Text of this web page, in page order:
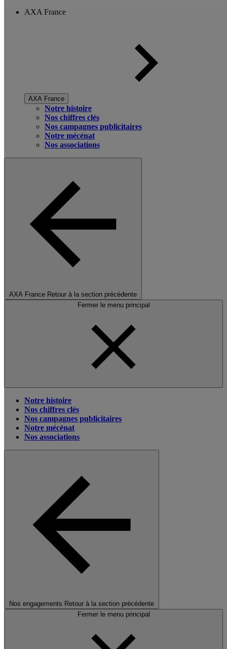
AXA France
AXA France
Notre histoire
Nos chiffres clés
Nos campagnes publicitaires
Notre mécénat
Nos associations
AXA France Retour à la section précédente
Fermer le menu principal
Notre histoire
Nos chiffres clés
Nos campagnes publicitaires
Notre mécénat
Nos associations
Nos engagements Retour à la section précédente
Fermer le menu principal